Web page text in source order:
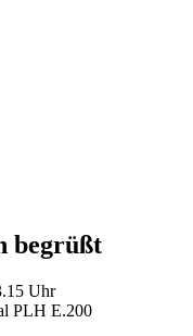
begrüßt
Uhr
PLH E.200